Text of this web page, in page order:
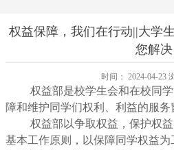
权益保障，我们在行动||大学
您解决
时间： 2024-04-23
权益部是校学生会和在校同
障和维护同学们权利、利益的服务
权益部以争取权益，保护权
基本工作原则，以保障同学权益